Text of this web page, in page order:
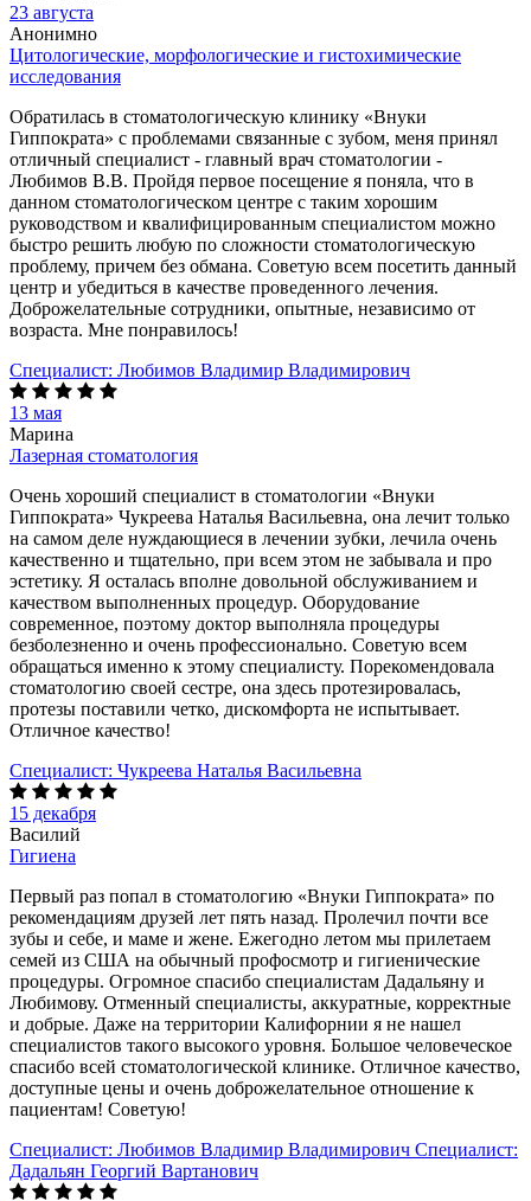
23 августа
Анонимно
Цитологические, морфологические и гистохимические
исследования
Обратилась в стоматологическую клинику «Внуки
Гиппократа» с проблемами связанные с зубом, меня принял
отличный специалист - главный врач стоматологии -
Любимов В.В. Пройдя первое посещение я поняла, что в
данном стоматологическом центре с таким хорошим
руководством и квалифицированным специалистом можно
быстро решить любую по сложности стоматологическую
проблему, причем без обмана. Советую всем посетить данный
центр и убедиться в качестве проведенного лечения.
Доброжелательные сотрудники, опытные, независимо от
возраста. Мне понравилось!
Специалист: Любимов Владимир Владимирович
13 мая
Марина
Лазерная стоматология
Очень хороший специалист в стоматологии «Внуки
Гиппократа» Чукреева Наталья Васильевна, она лечит только
на самом деле нуждающиеся в лечении зубки, лечила очень
качественно и тщательно, при всем этом не забывала и про
эстетику. Я осталась вполне довольной обслуживанием и
качеством выполненных процедур. Оборудование
современное, поэтому доктор выполняла процедуры
безболезненно и очень профессионально. Советую всем
обращаться именно к этому специалисту. Порекомендовала
стоматологию своей сестре, она здесь протезировалась,
протезы поставили четко, дискомфорта не испытывает.
Отличное качество!
Специалист: Чукреева Наталья Васильевна
15 декабря
Василий
Гигиена
Первый раз попал в стоматологию «Внуки Гиппократа» по
рекомендациям друзей лет пять назад. Пролечил почти все
зубы и себе, и маме и жене. Ежегодно летом мы прилетаем
семей из США на обычный профосмотр и гигиенические
процедуры. Огромное спасибо специалистам Дадальяну и
Любимову. Отменный специалисты, аккуратные, корректные
и добрые. Даже на территории Калифорнии я не нашел
специалистов такого высокого уровня. Большое человеческое
спасибо всей стоматологической клинике. Отличное качество,
доступные цены и очень доброжелательное отношение к
пациентам! Советую!
Специалист: Любимов Владимир Владимирович Специалист:
Дадальян Георгий Вартанович